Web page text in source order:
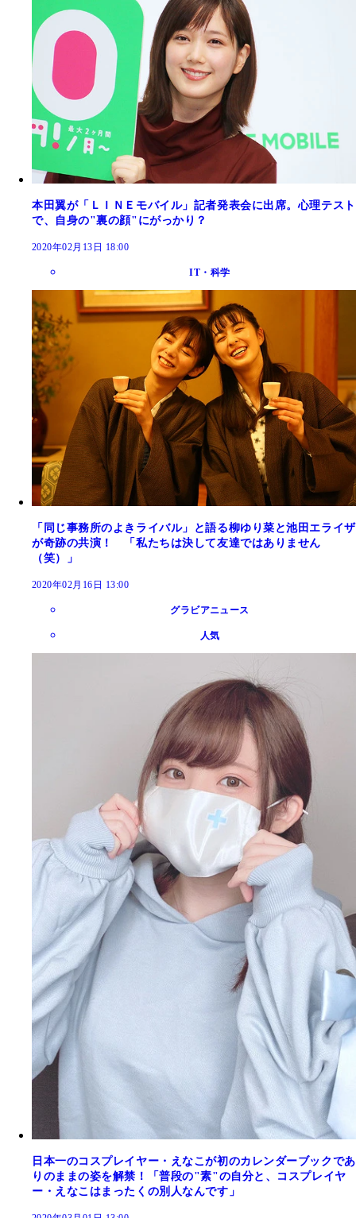
本田翼が「ＬＩＮＥモバイル」記者発表会に出席。心理テスト
で、自身の"裏の顔"にがっかり？
2020年02月13日 18:00
IT・科学
「同じ事務所のよきライバル」と語る柳ゆり菜と池田エライザ
が奇跡の共演！ 「私たちは決して友達ではありません
（笑）」
2020年02月16日 13:00
グラビアニュース
人気
日本一のコスプレイヤー・えなこが初のカレンダーブックであ
りのままの姿を解禁！「普段の"素"の自分と、コスプレイヤ
ー・えなこはまったくの別人なんです」